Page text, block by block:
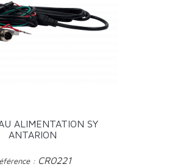
ALIMENTATION SY
ANTARION
: CR0221